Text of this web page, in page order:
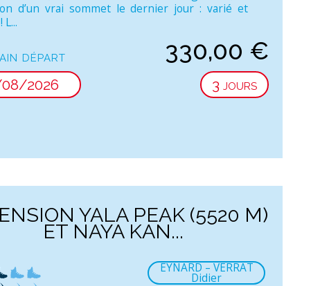
d’un vrai sommet le dernier jour : varié et
départ
2026
330,00 €
3 jours
YALA PEAK (5520 M)
ET NAYA KAN...
EYNARD – VERRAT
Didier